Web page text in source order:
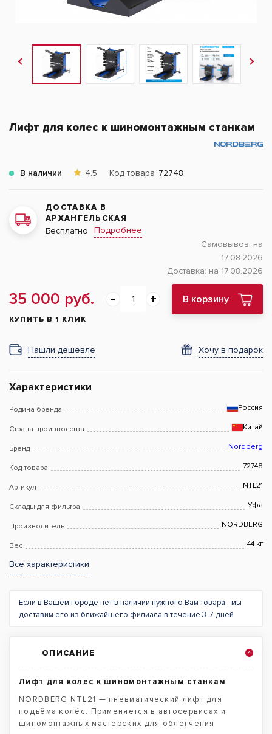
Лифт для колес к шиномонтажным станкам
В наличии 4.5 Код товара 72748
ДОСТАВКА В
АРХАНГЕЛЬСКАЯ
Бесплатно
Подробнее
Самовывоз: на
17.08.2026
Доставка: на 17.08.2026
35 000 руб. В корзину
КУПИТЬ В 1 КЛИК
Нашли дешевле Хочу в подарок
Характеристики
Родина бренда Россия
Страна производства Китай
Бренд Nordberg
Код товара 72748
Артикул NTL21
Склады для фильтра Уфа
Производитель NORDBERG
Вес 44 кг
Все характеристики
Если в Вашем городе нет в наличии нужного Вам товара - мы
доставим его из ближайшего филиала в течение 3-7 дней
ОПИСАНИЕ
Лифт для колес к шиномонтажным станкам
NORDBERG NTL21 — пневматический лифт для
подъёма колёс. Применяется в автосервисах и
шиномонтажных мастерских для облегчения